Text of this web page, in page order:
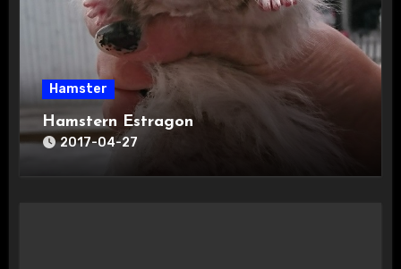
Hamster
Hamstern Estragon
2017-04-27